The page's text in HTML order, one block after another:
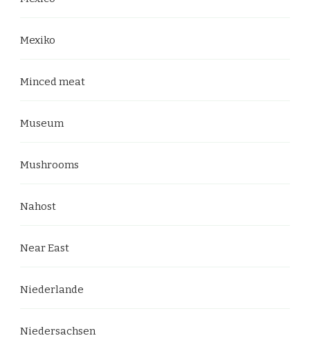
Mexiko
Minced meat
Museum
Mushrooms
Nahost
Near East
Niederlande
Niedersachsen